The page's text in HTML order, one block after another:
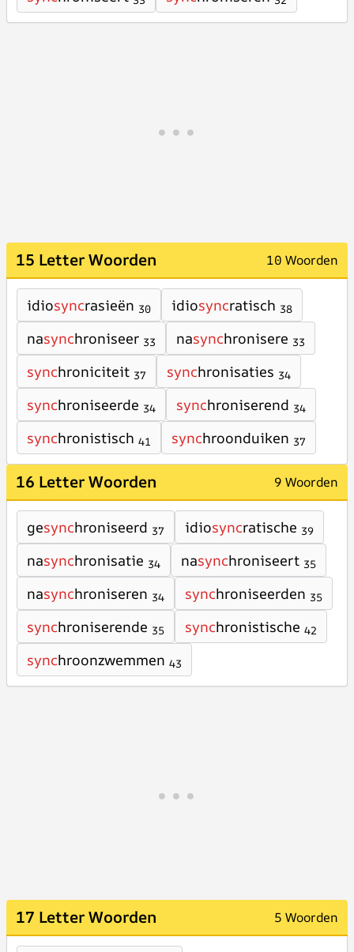
15 Letter Woorden 10 Woorden
idiosyncrasieën 30 idiosyncratisch 38
nasynchroniseer 33 nasynchronisere 33
synchroniciteit 37 synchronisaties 34
synchroniseerde 34 synchroniserend 34
synchronistisch 41 synchroonduiken 37
16 Letter Woorden 9 Woorden
gesynchroniseerd 37 idiosyncratische 39
nasynchronisatie 34 nasynchroniseert 35
nasynchroniseren 34 synchroniseerden 35
synchroniserende 35 synchronistische 42
synchroonzwemmen 43
17 Letter Woorden 5 Woorden